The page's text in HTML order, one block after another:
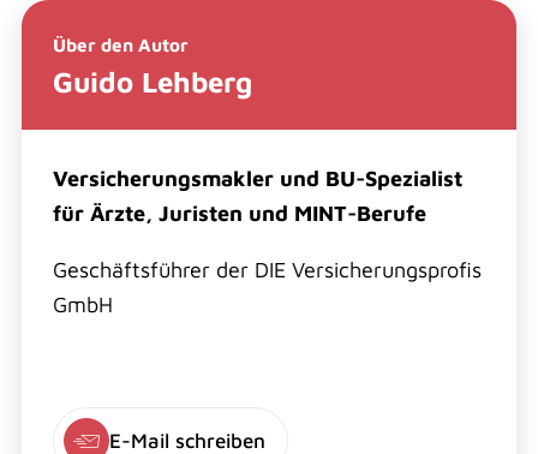
Über den Autor
Guido Lehberg
Versicherungsmakler und BU-Spezialist
für Ärzte, Juristen und MINT-Berufe
Geschäftsführer der DIE Versicherungsprofis
GmbH
E-Mail schreiben